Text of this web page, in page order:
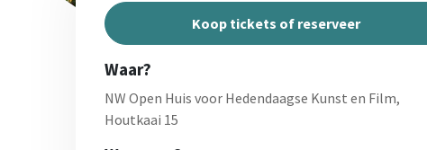
Koop tickets of reserveer
Waar?
NW Open Huis voor Hedendaagse Kunst en Film,
Houtkaai 15